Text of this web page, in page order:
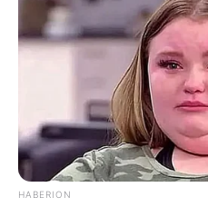
HABERION